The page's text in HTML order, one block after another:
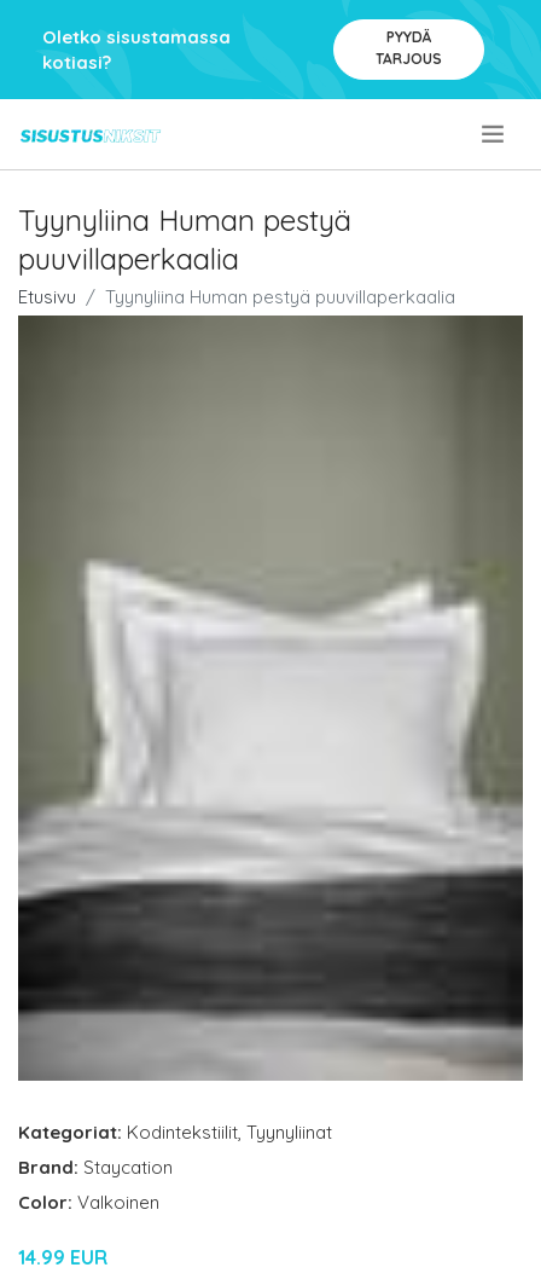
Oletko sisustamassa
kotiasi?
PYYDÄ
TARJOUS
Tyynyliina Human pestyä
puuvillaperkaalia
Etusivu Tyynyliina Human pestyä puuvillaperkaalia
Kategoriat: Kodintekstiilit, Tyynyliinat
Brand: Staycation
Color: Valkoinen
14.99 EUR